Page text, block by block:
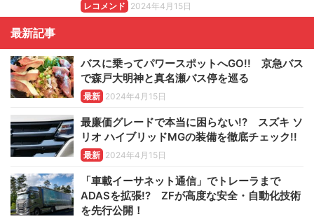
レコメンド 2024年4月15日
最新記事
バスに乗ってパワースポットへGO!! 京急バス
で森戸大明神と真名瀬バス停を巡る
最新 2024年4月15日
最廉価グレードで本当に困らない!? スズキ ソ
リオ ハイブリッドMGの装備を徹底チェック!!
最新 2024年4月15日
「車載イーサネット通信」でトレーラまで
ADASを拡張!? ZFが高度な安全・自動化技術
を先行公開！